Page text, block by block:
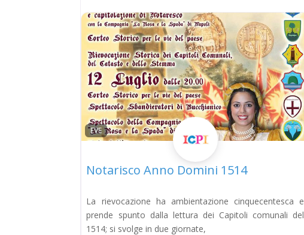
EVE
Notarisco Anno Domini 1514
La rievocazione ha ambientazione cinquecentesca e
prende spunto dalla lettura dei Capitoli comunali del
1514; si svolge in due giornate,